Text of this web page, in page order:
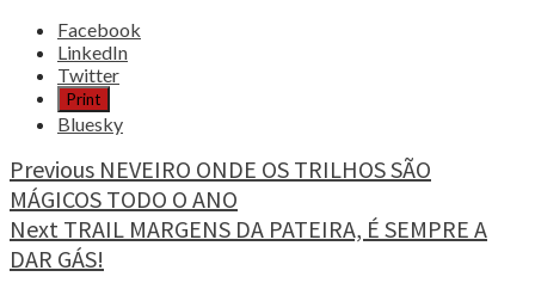
Share
post
"NAVAL
SESIMBRA
DE
OURO
E
PRATA
NO
MUNDIAL"
Facebook
LinkedIn
Twitter
Print
Bluesky
Continue
Reading
Previous NEVEIRO ONDE OS TRILHOS SÃO
MÁGICOS TODO O ANO
Next TRAIL MARGENS DA PATEIRA, É SEMPRE A
DAR GÁS!